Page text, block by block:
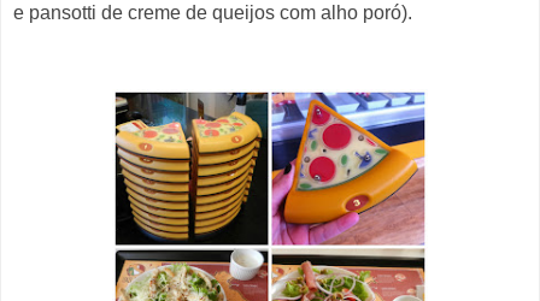
e pansotti de creme de queijos com alho poró).